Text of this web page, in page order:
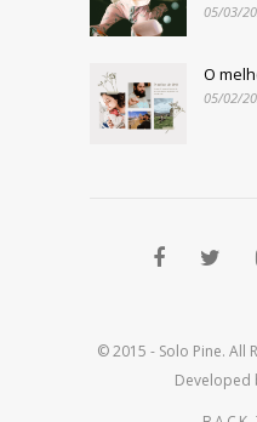
05/03/
O
05/02/
© 2015 - Solo Pine. All
Developed